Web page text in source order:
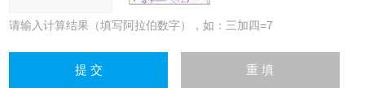
请输入计算结果（填写阿拉伯数字），如：三加四=7